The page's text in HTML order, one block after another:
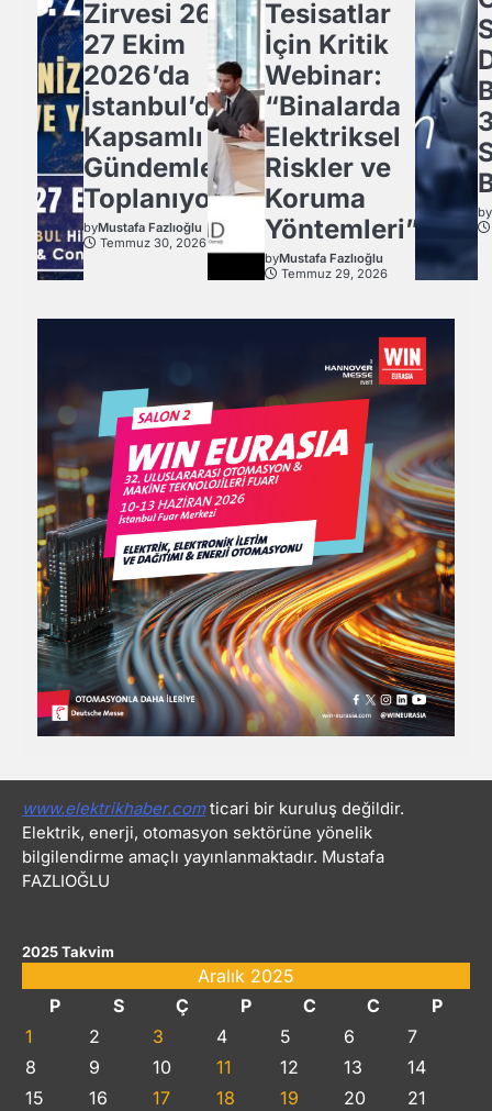
Zirvesi 26-
27 Ekim
2026’da
İstanbul’da
Kapsamlı
Gündemle
Toplanıyor.
byMustafa Fazlıoğlu
Temmuz 30, 2026
Tesisatlar
İçin Kritik
Webinar:
“Binalarda
Elektriksel
Riskler ve
Koruma
Yöntemleri”
byMustafa Fazlıoğlu
Temmuz 29, 2026
by
www.elektrikhaber.comticari bir kuruluş değildir.
Elektrik, enerji, otomasyon sektörüne yönelik
bilgilendirme amaçlı yayınlanmaktadır. Mustafa
FAZLIOĞLU
2025 Takvim
Aralık 2025
P
S Ç P C C
P
1
2 3 4 5 6
7
8
9 10 11 12 13
14
15
16 17 18 19 20
21